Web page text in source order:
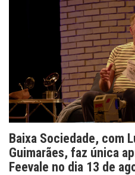
Baixa Sociedade, com
Guimarães, faz única
Feevale no dia 13 de